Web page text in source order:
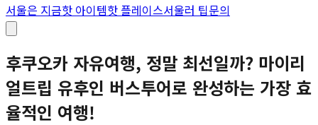
서울은 지금핫 아이템핫 플레이스서울러 팁문의
후쿠오카 자유여행, 정말 최선일까? 마이리
얼트립 유후인 버스투어로 완성하는 가장 효
율적인 여행!